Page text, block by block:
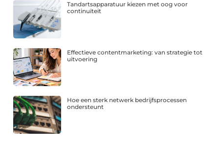
Tandartsapparatuur kiezen met oog voor
continuïteit
Effectieve contentmarketing: van strategie tot
uitvoering
Hoe een sterk netwerk bedrijfsprocessen
ondersteunt